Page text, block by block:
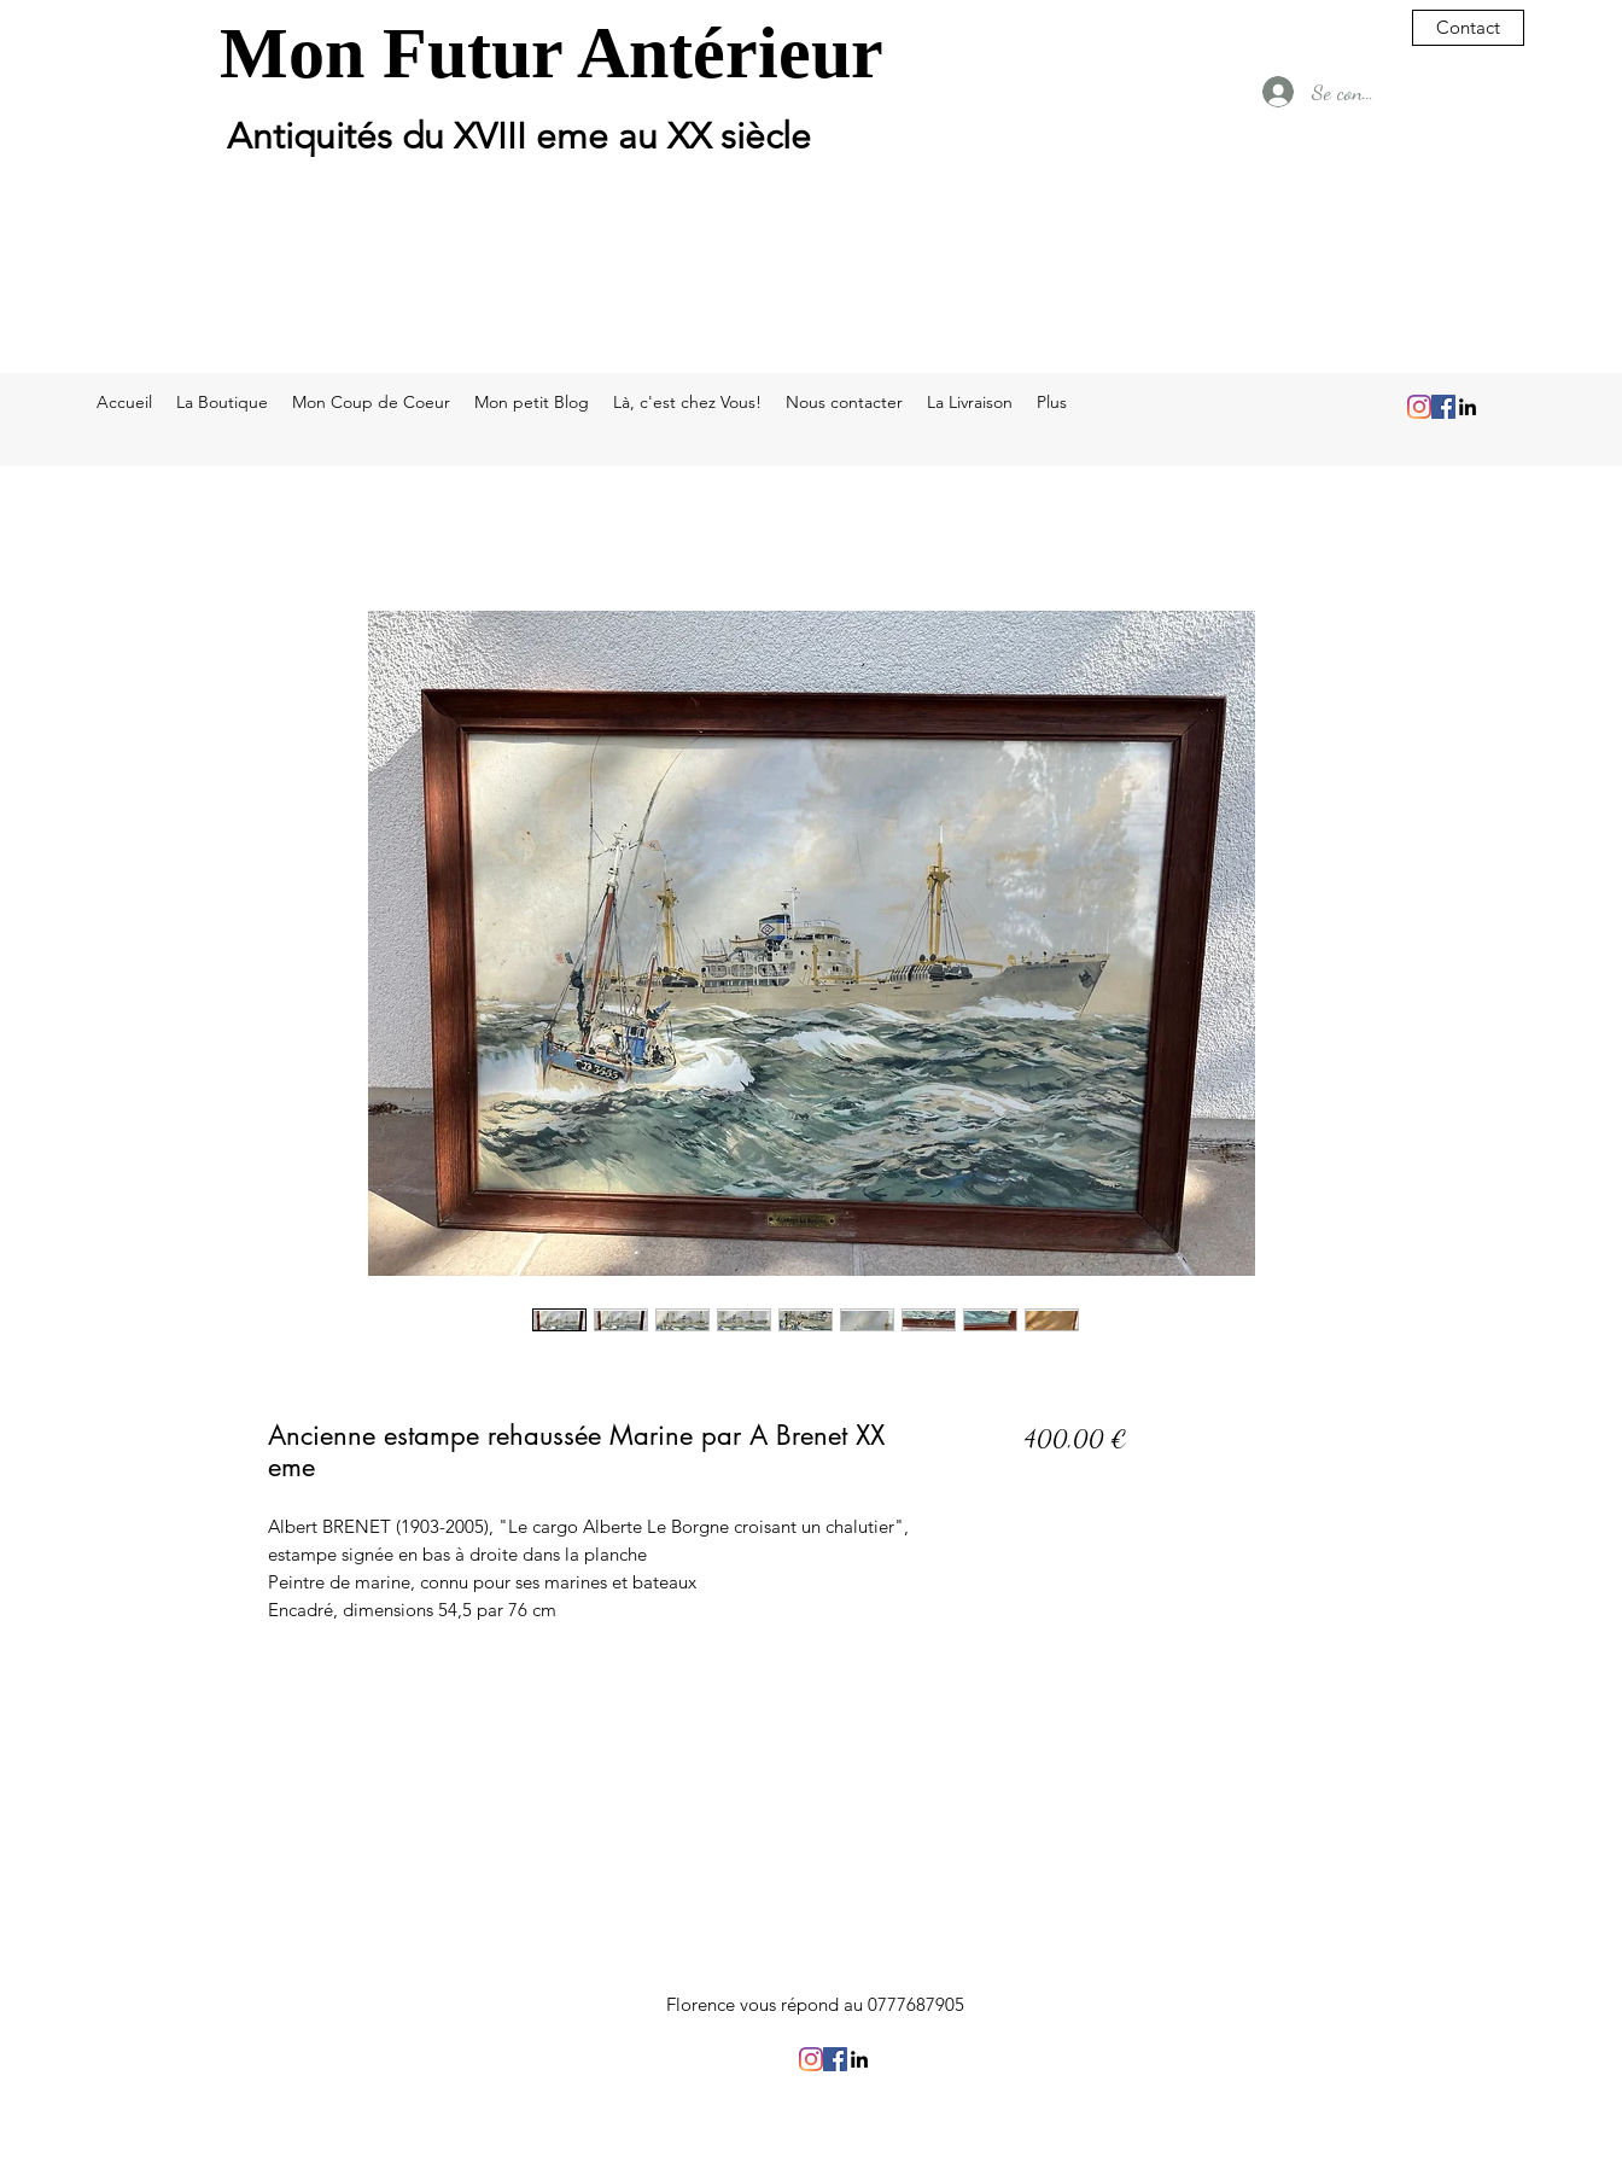
Mon Futur Antérieur
Antiquités du XVIII eme au XX siècle
Contact
Se connecter
Accueil La Boutique Mon Coup de Coeur Mon petit Blog Là, c'est chez Vous! Nous contacter La Livraison Plus
Ancienne estampe rehaussée Marine par A Brenet XX
eme
Albert BRENET (1903-2005), "Le cargo Alberte Le Borgne croisant un chalutier",
estampe signée en bas à droite dans la planche
Peintre de marine, connu pour ses marines et bateaux
Encadré, dimensions 54,5 par 76 cm
400,00 €Prix
Florence vous répond au 0777687905